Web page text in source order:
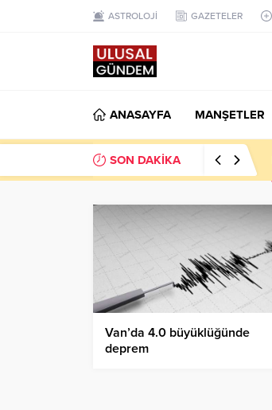
ASTROLOJİ GAZETELER
ANASAYFA MANŞETLER
SON DAKİKA
Van’da 4.0 büyüklüğünde
deprem